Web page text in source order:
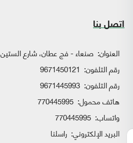
اتصل بنا
العنوان: صنعاء - فج عطان، شارع الستين
رقم التلفون: 9671450121
رقم التلفون: 9671445993
هاتف محمول: 770445995
واتساب:
البريد الإلكتروني: راسلنا